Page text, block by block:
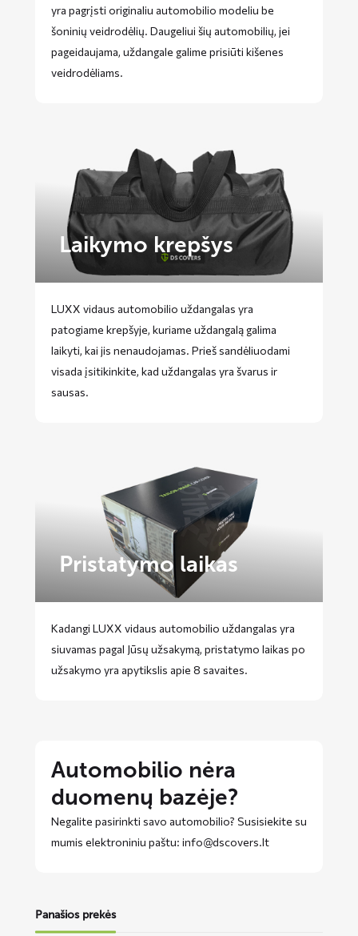
yra pagrįsti originaliu automobilio modeliu be
šoninių veidrodėlių. Daugeliui šių automobilių, jei
pageidaujama, uždangale galime prisiūti kišenes
veidrodėliams.
Laikymo krepšys
LUXX vidaus automobilio uždangalas yra
patogiame krepšyje, kuriame uždangalą galima
laikyti, kai jis nenaudojamas. Prieš sandėliuodami
visada įsitikinkite, kad uždangalas yra švarus ir
sausas.
Pristatymo laikas
Kadangi LUXX vidaus automobilio uždangalas yra
siuvamas pagal Jūsų užsakymą, pristatymo laikas po
užsakymo yra apytikslis apie 8 savaites.
Automobilio nėra
duomenų bazėje?
Negalite pasirinkti savo automobilio? Susisiekite su
mumis elektroniniu paštu: info@dscovers.lt
Panašios prekės